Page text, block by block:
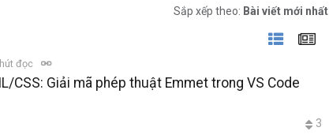
Sắp xếp theo: Bài viết mới nhất
đọc
CSS: Giải mã phép thuật Emmet trong VS Code
3